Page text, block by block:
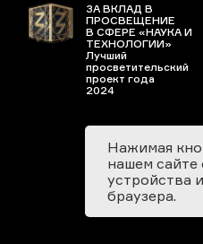
ЗА ВКЛАД В
ПРОСВЕЩЕНИЕ
В СФЕРЕ «НАУКА И
ТЕХНОЛОГИИ»
Лучший
просветительский
проект года
2024
Нажимая
нашем сайте
устройства
браузера.